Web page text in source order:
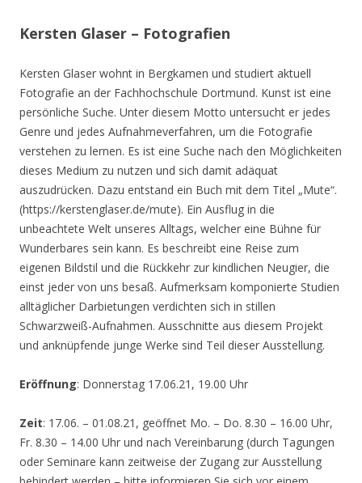
Kersten Glaser – Fotografien
Kersten Glaser wohnt in Bergkamen und studiert aktuell
Fotografie an der Fachhochschule Dortmund. Kunst ist eine
persönliche Suche. Unter diesem Motto untersucht er jedes
Genre und jedes Aufnahmeverfahren, um die Fotografie
verstehen zu lernen. Es ist eine Suche nach den Möglichkeiten
dieses Medium zu nutzen und sich damit adäquat
auszudrücken. Dazu entstand ein Buch mit dem Titel „Mute“.
(https://kerstenglaser.de/mute). Ein Ausflug in die
unbeachtete Welt unseres Alltags, welcher eine Bühne für
Wunderbares sein kann. Es beschreibt eine Reise zum
eigenen Bildstil und die Rückkehr zur kindlichen Neugier, die
einst jeder von uns besaß. Aufmerksam komponierte Studien
alltäglicher Darbietungen verdichten sich in stillen
Schwarzweiß-Aufnahmen. Ausschnitte aus diesem Projekt
und anknüpfende junge Werke sind Teil dieser Ausstellung.
Eröffnung: Donnerstag 17.06.21, 19.00 Uhr
Zeit: 17.06. – 01.08.21, geöffnet Mo. – Do. 8.30 – 16.00 Uhr,
Fr. 8.30 – 14.00 Uhr und nach Vereinbarung (durch Tagungen
oder Seminare kann zeitweise der Zugang zur Ausstellung